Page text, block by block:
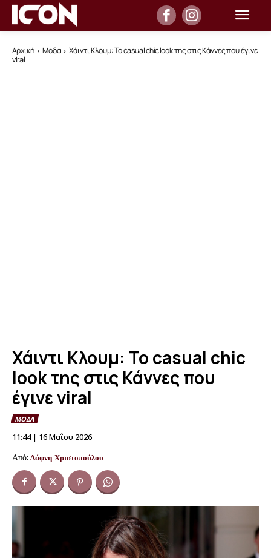
Αρχική Μοδα
Χάιντι Κλουμ: Το casual chic look της στις Κάννες που έγινε
viral
Χάιντι Κλουμ: Το casual chic
look της στις Κάννες που
έγινε viral
ΜΟΔΑ
11:44 | 16 Μαΐου 2026
Από: Δάφνη Χριστοπούλου